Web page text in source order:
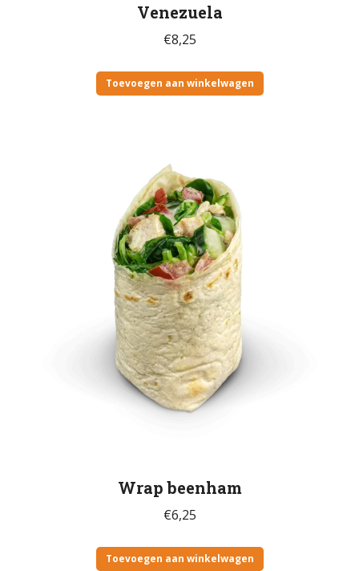
Venezuela
€8,25
Toevoegen aan winkelwagen
Wrap beenham
€6,25
Toevoegen aan winkelwagen